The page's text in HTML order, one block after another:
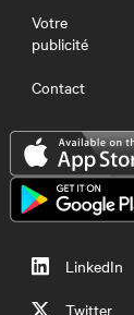
Votre
publicité
Contact
LinkedIn
Twitter